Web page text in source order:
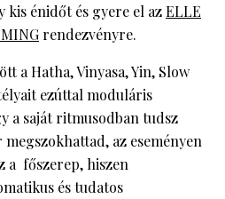
kis énidőt és gyere el azELLE
rendezvényre.
a Hatha, Vinyasa, Yin, Slow
ezúttal moduláris
a saját ritmusodban tudsz
az eseményen
a főszerep, hiszen
és tudatos